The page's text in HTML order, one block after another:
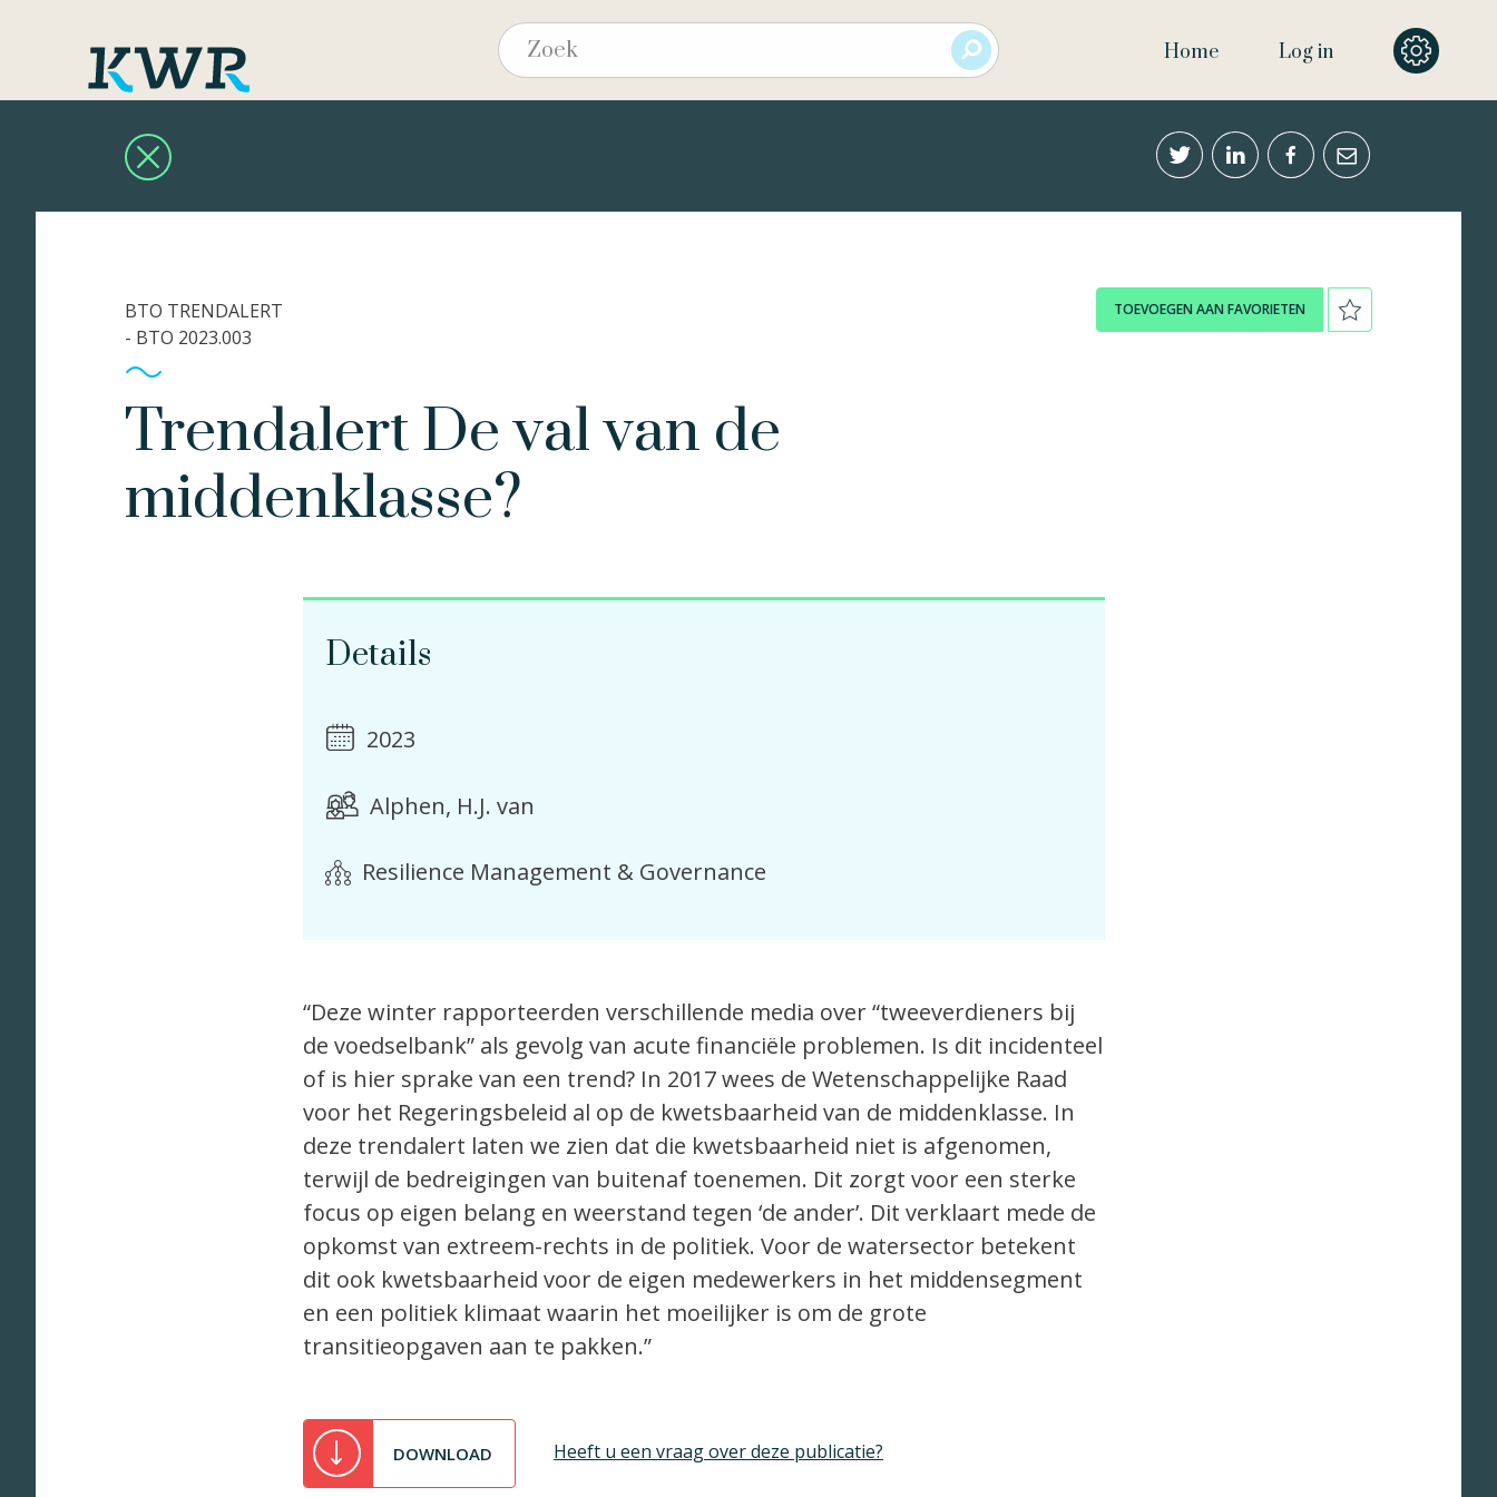
Home Log in
BTO TRENDALERT
- BTO 2023.003
TOEVOEGEN AAN FAVORIETEN
Trendalert De val van de
middenklasse?
Details
2023
Alphen, H.J. van
Resilience Management & Governance
“Deze winter rapporteerden verschillende media over “tweeverdieners bij
de voedselbank” als gevolg van acute financiële problemen. Is dit incidenteel
of is hier sprake van een trend? In 2017 wees de Wetenschappelijke Raad
voor het Regeringsbeleid al op de kwetsbaarheid van de middenklasse. In
deze trendalert laten we zien dat die kwetsbaarheid niet is afgenomen,
terwijl de bedreigingen van buitenaf toenemen. Dit zorgt voor een sterke
focus op eigen belang en weerstand tegen ‘de ander’. Dit verklaart mede de
opkomst van extreem-rechts in de politiek. Voor de watersector betekent
dit ook kwetsbaarheid voor de eigen medewerkers in het middensegment
en een politiek klimaat waarin het moeilijker is om de grote
transitieopgaven aan te pakken.”
DOWNLOAD Heeft u een vraag over deze publicatie?